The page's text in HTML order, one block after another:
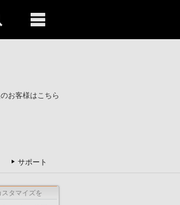
お客様はこちら
サポート
タマイズを